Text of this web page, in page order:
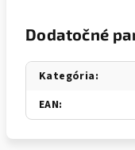
Dodatočné
Kategória:
EAN: